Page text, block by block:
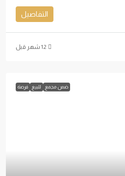
التفاصيل
ضمن مجمع للبيع فرصة